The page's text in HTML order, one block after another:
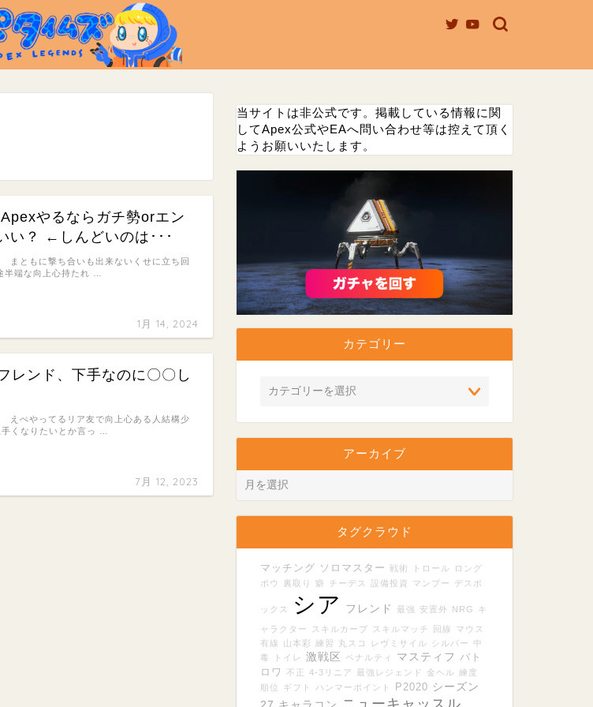
やるならガチ勢orエン
い？ ←しんどいのは･･･
1月 14, 2024
もに撃ち合いも出来ないくせに立ち回
半端な向上心持たれ …
レンド、下手なのに〇〇し
7月 12, 2023
やってるリア友で向上心ある人結構少
くなりたいとか言っ …
当サイトは非公式です。掲載している情報に関
してApex公式やEAへ問い合わせ等は控えて頂く
ようお願いいたします。
カテゴリー
アーカイブ
タグクラウド
マッチング ソロマスター 戦術 トロール
ロング
ボウ
裏取り 癖 チーデス 設備投資 マンブー デスボ
ックス シア フレンド 最強 安置外 NRG キ
ャラクター スキルカーブ スキルマッチ 回線
マウス
有線
山本彩 練習 丸スコ レヴミサイル シルバー
中
毒
トイレ 激戦区 ペナルティ マスティフ
バト
ロワ
不正 4-3リニア 最強レジェンド 金ヘル 練度
順位
ギフト ハンマーポイント P2020 シーズン
27 キャラコン ニューキャッスル